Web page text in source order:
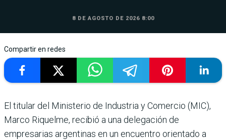
8 DE AGOSTO DE 2026 8:00
Compartir en redes
El titular del Ministerio de Industria y Comercio (MIC),
Marco Riquelme, recibió a una delegación de
empresarias argentinas en un encuentro orientado a